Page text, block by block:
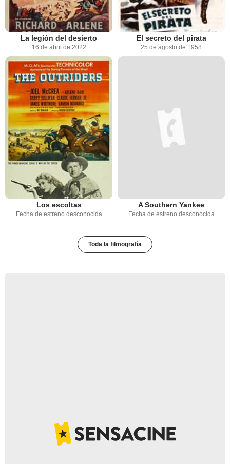
La legión del desierto
16 de abril de 2022
El secreto del pirata
25 de agosto de 1958
Los escoltas
Fecha de estreno desconocida
A Southern Yankee
Fecha de estreno desconocida
Toda la filmografía